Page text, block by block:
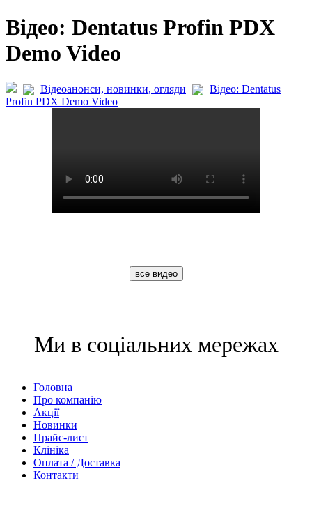
Відео: Dentatus Profin PDX
Demo Video
Відеоанонси, новинки, огляди
Відео: Dentatus
Profin PDX Demo Video
Ми в соціальних мережах
Головна
Про компанію
Акції
Новинки
Прайс-лист
Клініка
Оплата / Доставка
Контакти